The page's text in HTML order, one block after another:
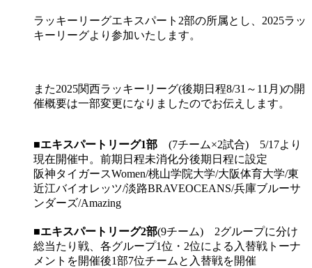
ラッキーリーグエキスパート2部の所属とし、2025ラッ
キーリーグより参加いたします。
また2025関西ラッキーリーグ(後期日程8/31～11月)の開
催概要は一部変更になりましたのでお伝えします。
■エキスパートリーグ1部 (7チーム×2試合) 5/17より
現在開催中。前期日程未消化分後期日程に設定
阪神タイガースWomen/桃山学院大学/大阪体育大学/東
近江バイオレッツ/淡路BRAVEOCEANS/兵庫ブルーサ
ンダーズ/Amazing
■エキスパートリーグ2部(9チーム) 2グループに分け
総当たり戦、各グループ1位・2位による入替戦トーナ
メントを開催後1部7位チームと入替戦を開催